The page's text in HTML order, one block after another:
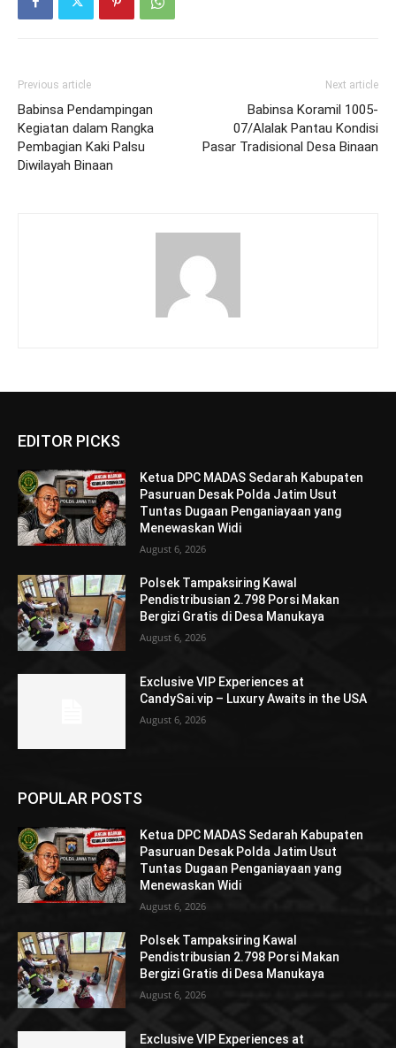
Previous article
Babinsa Pendampingan
Kegiatan dalam Rangka
Pembagian Kaki Palsu
Diwilayah Binaan
Next article
Babinsa Koramil 1005-
07/Alalak Pantau Kondisi
Pasar Tradisional Desa Binaan
EDITOR PICKS
Ketua DPC MADAS Sedarah Kabupaten
Pasuruan Desak Polda Jatim Usut
Tuntas Dugaan Penganiayaan yang
Menewaskan Widi
August 6, 2026
Polsek Tampaksiring Kawal
Pendistribusian 2.798 Porsi Makan
Bergizi Gratis di Desa Manukaya
August 6, 2026
Exclusive VIP Experiences at
CandySai.vip – Luxury Awaits in the USA
August 6, 2026
POPULAR POSTS
Ketua DPC MADAS Sedarah Kabupaten
Pasuruan Desak Polda Jatim Usut
Tuntas Dugaan Penganiayaan yang
Menewaskan Widi
August 6, 2026
Polsek Tampaksiring Kawal
Pendistribusian 2.798 Porsi Makan
Bergizi Gratis di Desa Manukaya
August 6, 2026
Exclusive VIP Experiences at